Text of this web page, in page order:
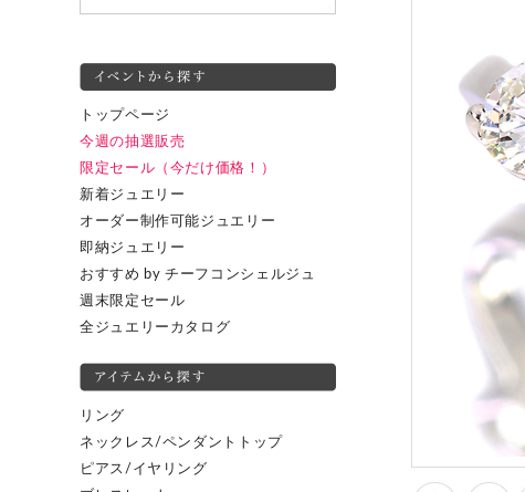
トップページ
今週の抽選販売
限定セール（今だけ価格！）
新着ジュエリー
オーダー制作可能ジュエリー
即納ジュエリー
おすすめ by チーフコンシェルジュ
週末限定セール
全ジュエリーカタログ
リング
ネックレス/ペンダントトップ
ピアス/イヤリング